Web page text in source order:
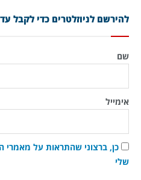
להירשם לניוזלטרים כדי לקבל
שם
אימייל
כן, ברצוני שהתראות על מאמרי
שלי